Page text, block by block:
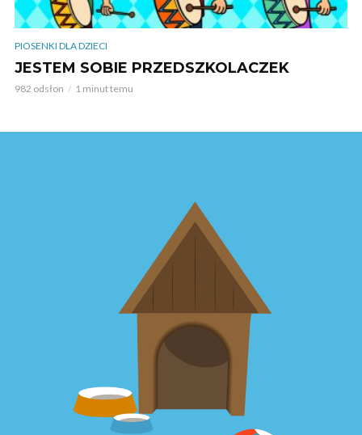
PIOSENKI DLA DZIECI
JESTEM SOBIE PRZEDSZKOLACZEK
982 odsłon 1 minut temu